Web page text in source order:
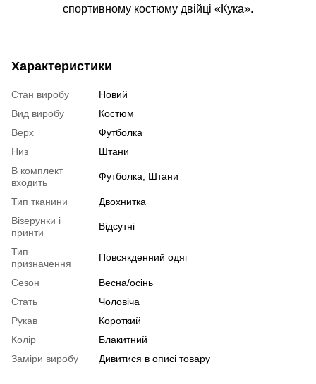
спортивному костюму двійці «Кука».
Характеристики
Стан виробу
Новий
Вид виробу
Костюм
Верх
Футболка
Низ
Штани
В комплект
входить
Футболка, Штани
Тип тканини
Двохнитка
Візерунки і
принти
Відсутні
Тип
призначення
Повсякденний одяг
Сезон
Весна/осінь
Стать
Чоловіча
Рукав
Короткий
Колір
Блакитний
Заміри виробу
Дивитися в описі товару